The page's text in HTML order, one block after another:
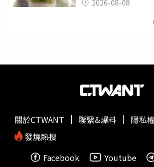
2026-08-08
關於CTWANT 聯繫&爆料
隱私
發燒熱搜
Facebook
Youtube